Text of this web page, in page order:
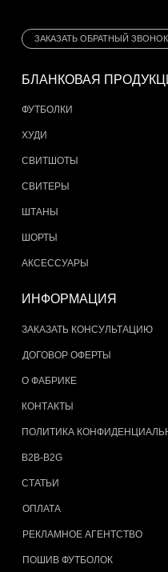
БЛАНКОВАЯ
ИНФОРМАЦИЯ
ЗАКАЗАТЬ ОБРАТНЫЙ ЗВОНОК
ФУТБОЛКИ
ЗАКАЗАТЬ КОНСУЛЬТАЦИЮ
ДОГОВОР ОФЕРТЫ
ПОШИВ ФУТБОЛОК
ОПЛАТА
РЕКЛАМНОЕ АГЕНТСТВО
О ФАБРИКЕ
КОНТАКТЫ
СТАТЬИ
ПОЛИТИКА
B2B-B2G
ХУДИ
СВИТШОТЫ
СВИТЕРЫ
ШТАНЫ
ШОРТЫ
АКСЕССУАРЫ